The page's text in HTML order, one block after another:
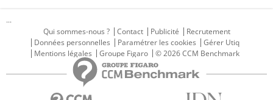
...
Qui sommes-nous ?
Contact Publicité
Recrutement
Données personnelles
Paramétrer les cookies
Gérer Utiq
Mentions légales
Groupe Figaro © 2026 CCM Benchmark